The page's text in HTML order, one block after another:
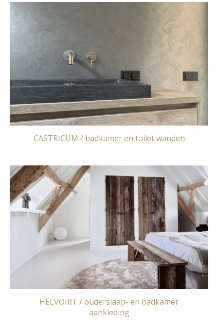
CASTRICUM / badkamer en toilet wanden
HELVOIRT / ouderslaap- en badkamer
aankleding